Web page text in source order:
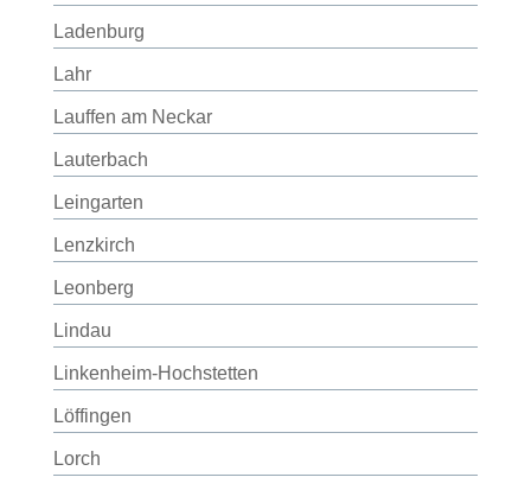
Ladenburg
Lahr
Lauffen am Neckar
Lauterbach
Leingarten
Lenzkirch
Leonberg
Lindau
Linkenheim-Hochstetten
Löffingen
Lorch